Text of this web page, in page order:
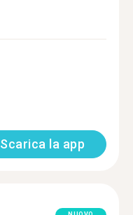
Scarica la app